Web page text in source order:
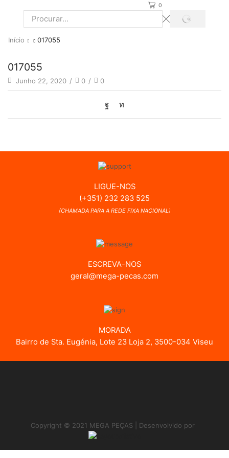
0
Search
PROCURAR
Início 017055
017055
Junho 22, 2020 / 0 / 0
LIGUE-NOS
(+351) 232 283 525
(CHAMADA PARA A REDE FIXA NACIONAL)
ESCREVA-NOS
geral@mega-pecas.com
MORADA
Bairro de Sta. Eugénia, Lote 23 Loja 2, 3500-034 Viseu
Copyright © 2021 MEGA PEÇAS | Desenvolvido por